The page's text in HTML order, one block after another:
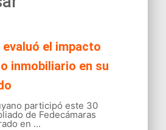
el impacto
inmobiliario en su
participó este 30
de Fedecámaras
en ...